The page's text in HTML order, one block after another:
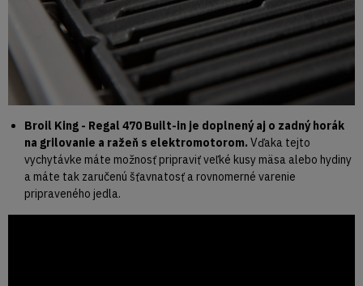
Broil King - Regal 470 Built-in je doplnený aj o zadný horák
na grilovanie a ražeň s elektromotorom. Vďaka tejto
vychytávke máte možnosť pripraviť veľké kusy mäsa alebo hydiny
a máte tak zaručenú šťavnatosť a rovnomerné varenie
pripraveného jedla.